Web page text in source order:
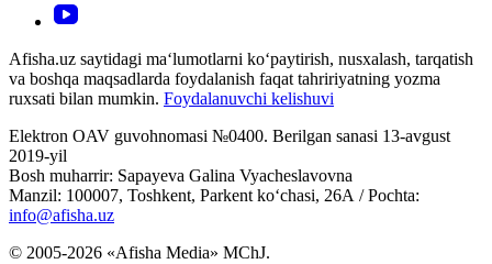
Afisha.uz saytidagi ma‘lumotlarni ko‘paytirish, nusxalash, tarqatish
va boshqa maqsadlarda foydalanish faqat tahririyatning yozma
ruxsati bilan mumkin. Foydalanuvchi kelishuvi
Elektron OAV guvohnomasi №0400. Berilgan sanasi 13-avgust
2019-yil
Bosh muharrir: Sapayeva Galina Vyacheslavovna
Manzil: 100007, Toshkent, Parkent ko‘chasi, 26А / Pochta:
info@afisha.uz
© 2005-2026 «Afisha Media» MChJ.